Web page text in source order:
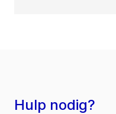
Hulp nodig?